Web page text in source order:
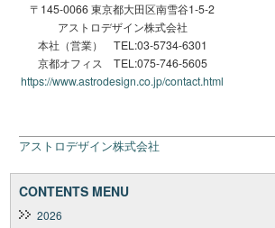
〒145-0066 東京都大田区南雪谷1-5-2
アストロデザイン株式会社
本社（営業） TEL:03-5734-6301
京都オフィス TEL:075-746-5605
https://www.astrodesign.co.jp/contact.html
アストロデザイン株式会社
CONTENTS MENU
2026